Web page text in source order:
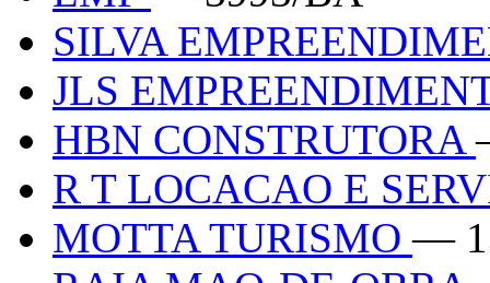
SILVA
JLS
HBN CONSTRUTORA
R T LOCACAO E
MOTTA TURISMO—